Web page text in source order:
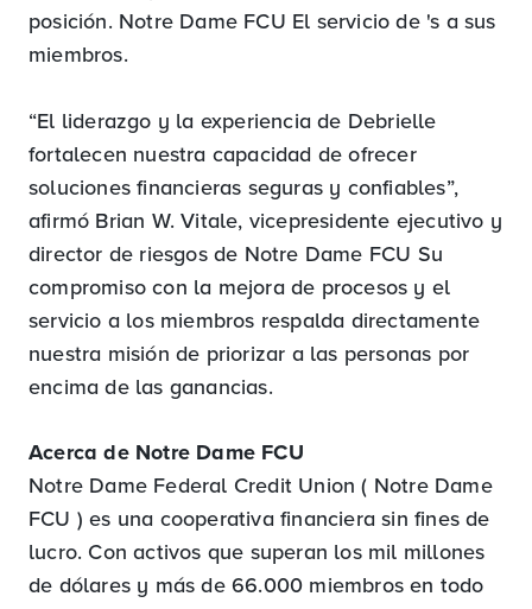
posición. Notre Dame FCU El servicio de 's a sus
miembros.
“El liderazgo y la experiencia de Debrielle
fortalecen nuestra capacidad de ofrecer
soluciones financieras seguras y confiables”,
afirmó Brian W. Vitale, vicepresidente ejecutivo y
director de riesgos de Notre Dame FCU Su
compromiso con la mejora de procesos y el
servicio a los miembros respalda directamente
nuestra misión de priorizar a las personas por
encima de las ganancias.
Acerca de Notre Dame FCU
Notre Dame Federal Credit Union ( Notre Dame
FCU ) es una cooperativa financiera sin fines de
lucro. Con activos que superan los mil millones
de dólares y más de 66.000 miembros en todo